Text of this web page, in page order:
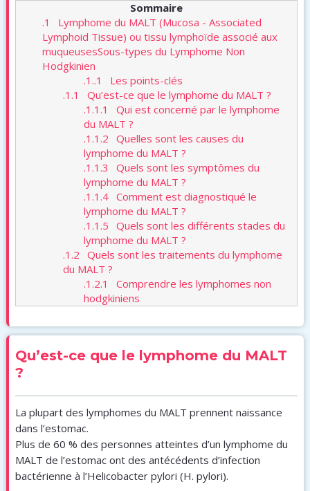
Sommaire
.1
Lymphome du MALT (Mucosa - Associated
Lymphoid Tissue) ou tissu lymphoïde associé aux
muqueusesSous-types du Lymphome Non
Hodgkinien
.1..1
Les points-clés
.1.1
Qu’est-ce que le lymphome du MALT ?
.1.1.1
Qui est concerné par le lymphome
du MALT ?
.1.1.2 Quelles sont les causes du
lymphome du MALT ?
.1.1.3
Quels sont les symptômes du
lymphome du MALT ?
.1.1.4 Comment est diagnostiqué le
lymphome du MALT ?
.1.1.5 Quels sont les différents stades du
lymphome du MALT ?
.1.2 Quels sont les traitements du lymphome
du MALT ?
.1.2.1
Comprendre les lymphomes non
hodgkiniens
Qu’est-ce que le lymphome du MALT
?
La plupart des lymphomes du MALT prennent naissance
dans l’estomac.
Plus de 60 % des personnes atteintes d’un lymphome du
MALT de l’estomac ont des antécédents d’infection
bactérienne à l’Helicobacter pylori (H. pylori).